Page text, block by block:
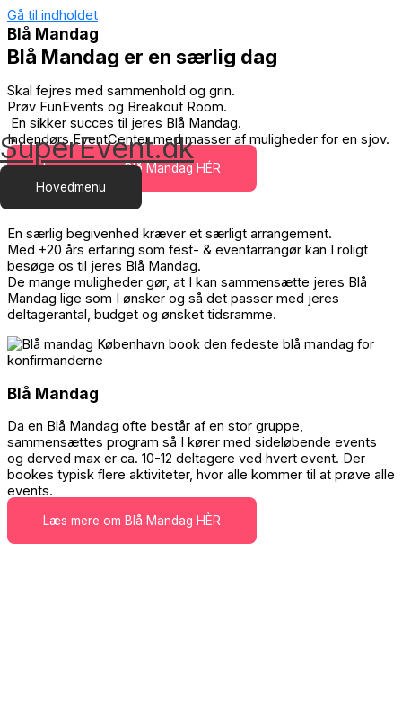
Gå til indholdet
SuperEvent.dk
Hovedmenu
Blå Mandag
Blå Mandag er en særlig dag
Skal fejres med sammenhold og grin.
Prøv FunEvents og Breakout Room.
En sikker succes til jeres Blå Mandag.
Indendørs EventCenter med masser af muligheder for en sjov.
Læs mere om Blå Mandag HÉR
En særlig begivenhed kræver et særligt arrangement.
Med +20 års erfaring som fest- & eventarrangør kan I roligt
besøge os til jeres Blå Mandag.
De mange muligheder gør, at I kan sammensætte jeres Blå
Mandag lige som I ønsker og så det passer med jeres
deltagerantal, budget og ønsket tidsramme.
Blå Mandag
Da en Blå Mandag ofte består af en stor gruppe,
sammensættes program så I kører med sideløbende events
og derved max er ca. 10-12 deltagere ved hvert event. Der
bookes typisk flere aktiviteter, hvor alle kommer til at prøve alle
events.
Læs mere om Blå Mandag HÈR